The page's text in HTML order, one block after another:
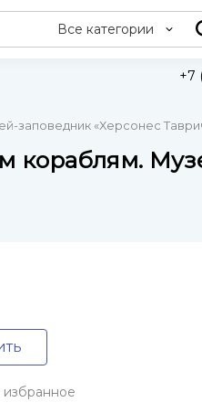
Все категории
+7
заповедник «Херсонес
кораблям.
избранное